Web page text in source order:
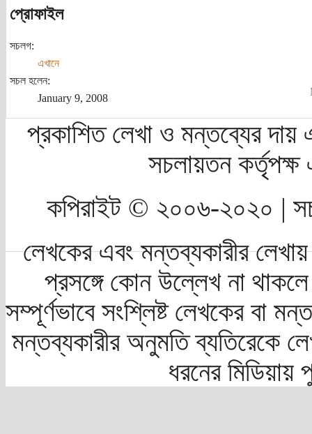
প্রোফাইল
সচলগ:
এখানে
সচল হলেন:
January 9, 2008
প্রকাশিত লেখা ও মন্তব্যের দায়
সচলায়তন
কপিরাইট © ২০০৬-২০২০ |
লেখকের এবং মন্তব্যকারীর
প্রসঙ্গে কোন উল্লেখ না
সম্পূর্ণভাবে সংশ্লিষ্ট লেখকের বা
মন্তব্যকারীর অনুমতি ব্যতিরেকে
ধরনের মিডিয়ায়